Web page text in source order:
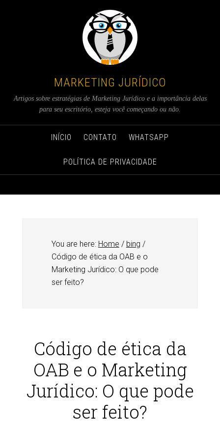
MARKETING JURÍDICO
Artigos sobre estratégias de Marketing Jurídico e a importância delas
para seu escritório, esteja você começando ou não.
INÍCIO CONTATO WHATSAPP
POLÍTICA DE PRIVACIDADE
You are here: Home / bing /
Código de ética da OAB e o
Marketing Jurídico: O que pode
ser feito?
Código de ética da
OAB e o Marketing
Jurídico: O que pode
ser feito?